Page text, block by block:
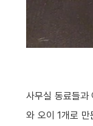
사무실 동료들과
와 오이 1개로 만